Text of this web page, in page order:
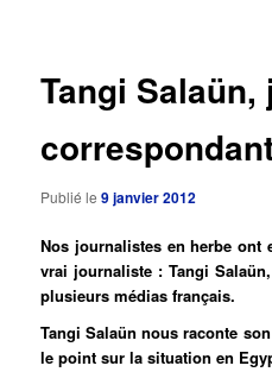
Tangi
Publié le9 janvier 2012
Nos journalistes en herbe ont
vrai journaliste : Tangi
plusieurs médias français.
Tangi Salaün nous raconte
le point sur la situation en